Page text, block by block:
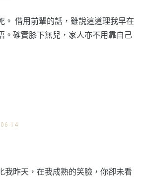
。 借用前輩的話，雖說這道理我早在
。確實膝下無兒，家人亦不用靠自己
14
我昨天，在我成熟的笑臉，你卻未看